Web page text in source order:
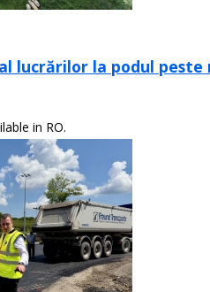
lucrărilor la podul peste
in RO.